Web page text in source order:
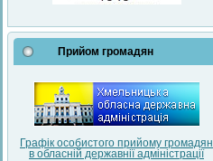
Прийом громадян
Графік особистого прийому громадян
в обласній державнії адміністрації